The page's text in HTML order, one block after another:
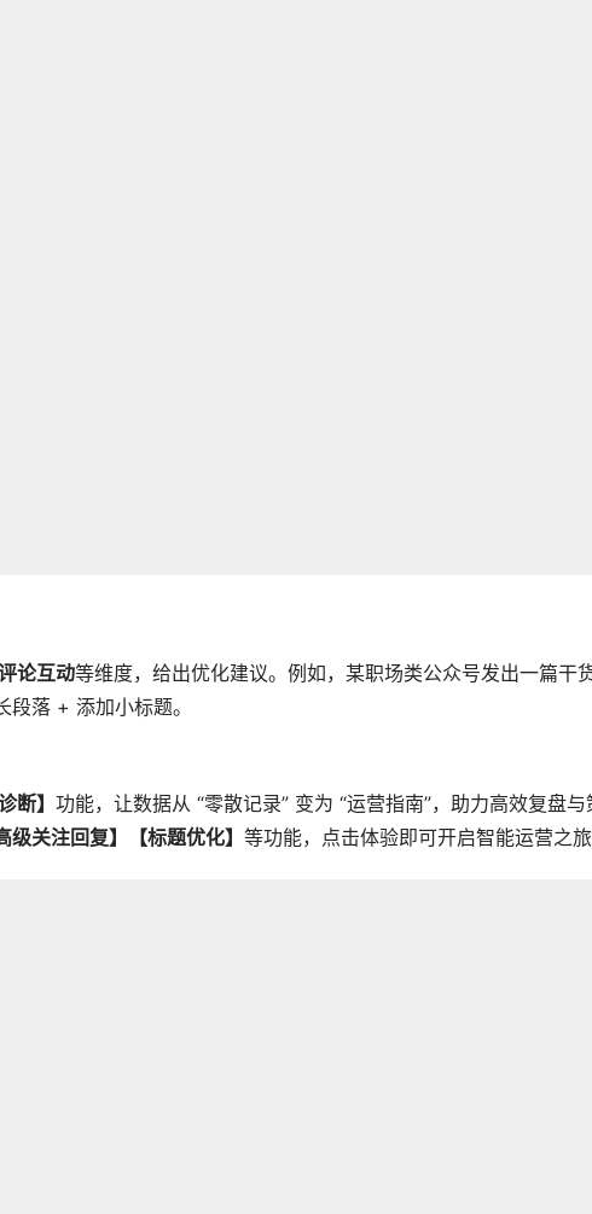
论互动等维度，给出优化建议。例如，某职场类公众号发出一篇干
落 + 添加小标题。
断】 功能，让数据从 “零散记录” 变为 “运营指南”，助力高效复盘与
级关注回复】【标题优化】 等功能，点击体验即可开启智能运营之